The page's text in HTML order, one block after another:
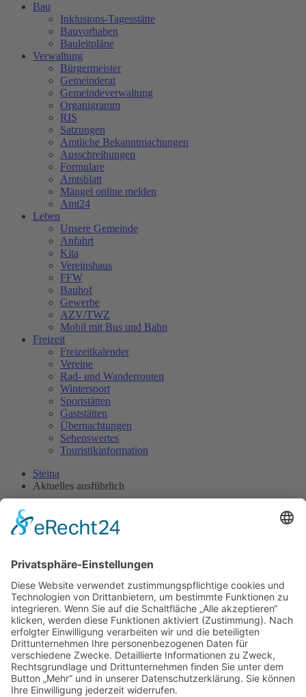
Bau
Inklusions-Tagesstätte
Bauvorhaben
Bauleitpläne
Verwaltung
Bürgermeister
Gemeinderat
Gemeindeverwaltung
Organigramm
RIS
Satzungen
Amtliche Bekanntmachungen
Ausschreibungen
Formulare
Amtsblatt
Mängel online melden
Amt24
Leben
Unsere Gemeinde
Anfahrt
Kita
Vereinshaus
FFW
Bauhof
Gewerbe
AZV/TWZ
Mobil mit Bus und Bahn
Freizeit
Freizeitkalender
Vereine
Rad- und Wanderrouten
Wintersport
Sportstätten
Gaststätten
Übernachtungen
Sehenswertes
Touristikinformation
Steina
Aktuelles ausführlich
Übergabe
Fördermittelbescheid
27. 07. 2023
Steina erhält am Montag, den 14.08.2023 den Förderbescheid über
Mittel aus dem Investitionsgesetz Kohleregionen. Frau Barbara
Meyer, Staatssekretärin des Sächsischen Staatsministeriums für
Regionalentwicklung (SMR) wird diesen für das Projekt
„Ersatzneubau der Kindertagesstätte Zwergenland -
Inklusionskindertagesstätte in Steina“ übergeben. Mit dem